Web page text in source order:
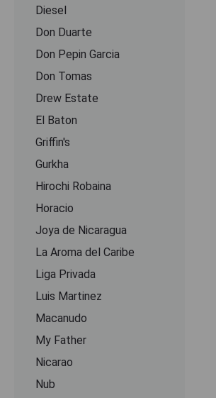
Diesel
Don Duarte
Don Pepin Garcia
Don Tomas
Drew Estate
El Baton
Griffin's
Gurkha
Hirochi Robaina
Horacio
Joya de Nicaragua
La Aroma del Caribe
Liga Privada
Luis Martinez
Macanudo
My Father
Nicarao
Nub